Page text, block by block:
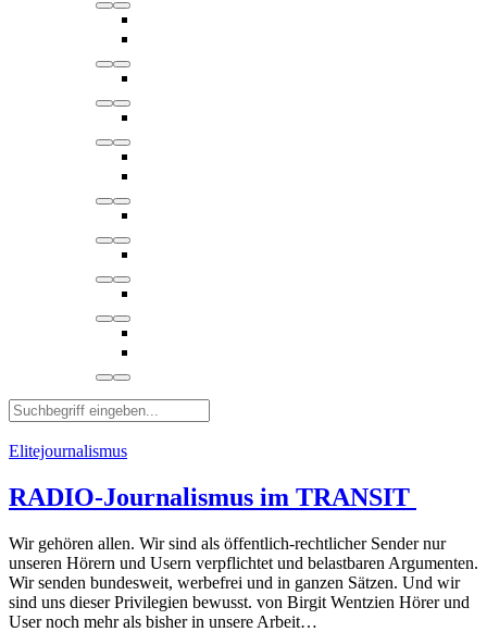
Elitejournalismus
RADIO-Journalismus im TRANSIT
Wir gehören allen. Wir sind als öffentlich-rechtlicher Sender nur
unseren Hörern und Usern verpflichtet und belastbaren Argumenten.
Wir senden bundesweit, werbefrei und in ganzen Sätzen. Und wir
sind uns dieser Privilegien bewusst. von Birgit Wentzien Hörer und
User noch mehr als bisher in unsere Arbeit…